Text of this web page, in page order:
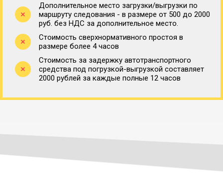
Дополнительное место загрузки/выгрузки по
маршруту следования - в размере от 500 до 2000
руб. без НДС за дополнительное место.
Стоимость сверхнормативного простоя в
размере более 4 часов
Стоимость за задержку автотранспортного
средства под погрузкой-выгрузкой составляет
2000 рублей за каждые полные 12 часов